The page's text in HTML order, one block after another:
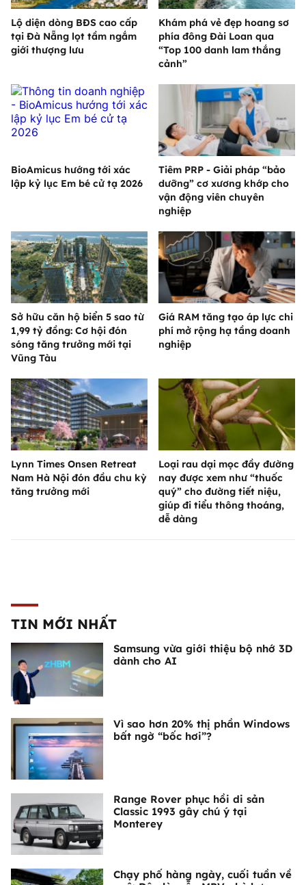
Lộ diện dòng BĐS cao cấp
tại Đà Nẵng lọt tầm ngắm
giới thượng lưu
Khám phá vẻ đẹp hoang sơ
phía đông Đài Loan qua
“Top 100 danh lam thắng
cảnh”
BioAmicus hướng tới xác
lập kỷ lục Em bé cử tạ 2026
Tiêm PRP - Giải pháp “bảo
dưỡng” cơ xương khớp cho
vận động viên chuyên
nghiệp
Sở hữu căn hộ biển 5 sao từ
1,99 tỷ đồng: Cơ hội đón
sóng tăng trưởng mới tại
Vũng Tàu
Giá RAM tăng tạo áp lực chi
phí mở rộng hạ tầng doanh
nghiệp
Lynn Times Onsen Retreat
Nam Hà Nội đón đầu chu kỳ
tăng trưởng mới
Loại rau dại mọc đầy đường
nay được xem như “thuốc
quý” cho đường tiết niệu,
giúp đi tiểu thông thoáng,
dễ dàng
TIN MỚI NHẤT
Samsung vừa giới thiệu bộ nhớ 3D
dành cho AI
Vì sao hơn 20% thị phần Windows
bất ngờ “bốc hơi”?
Range Rover phục hồi di sản
Classic 1993 gây chú ý tại
Monterey
Chạy phố hàng ngày, cuối tuần về